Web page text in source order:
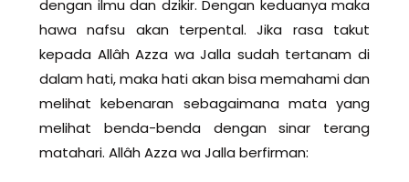
dengan ilmu dan dzikir. Dengan keduanya maka
hawa nafsu akan terpental. Jika rasa takut
kepada Allâh Azza wa Jalla sudah tertanam di
dalam hati, maka hati akan bisa memahami dan
melihat kebenaran sebagaimana mata yang
melihat benda-benda dengan sinar terang
matahari. Allâh Azza wa Jalla berfirman: